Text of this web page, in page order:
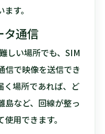
す。
タ通信
しい場所でも、SIM
信で映像を送信でき
く場所であれば、ど
島など、回線が整っ
用できます。